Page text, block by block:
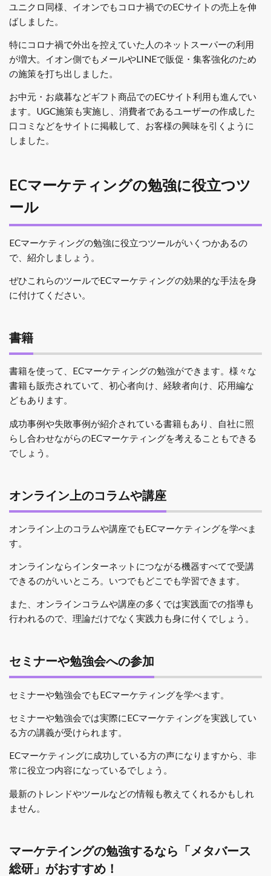
ユニクロ同様、イオンでもコロナ禍でのECサイトの売上を伸
ばしました。
特にコロナ禍で外出を控えていた人のネットスーパーの利用
が増大。イオン側でもメールやLINEで販促・集客強化のため
の施策を打ち出しました。
お中元・お歳暮などギフト商品でのECサイト利用も進んでい
ます。UGC施策も実施し、消費者であるユーザーの作成した
口コミなどをサイトに掲載して、お客様の興味を引くように
しました。
ECマーケティングの勉強に役立つツ
ール
ECマーケティングの勉強に役立つツールがいくつかあるの
で、紹介しましょう。
ぜひこれらのツールでECマーケティングの効果的な手法を身
に付けてください。
書籍
書籍を使って、ECマーケティングの勉強ができます。様々な
書籍も販売されていて、初心者向け、経験者向け、応用編な
どもあります。
成功事例や失敗事例が紹介されている書籍もあり、自社に照
らし合わせながらのECマーケティングを考えることもできる
でしょう。
オンライン上のコラムや講座
オンライン上のコラムや講座でもECマーケティングを学べま
す。
オンラインならインターネットにつながる機器すべてで受講
できるのがいいところ。いつでもどこでも学習できます。
また、オンラインコラムや講座の多くでは実践面での指導も
行われるので、理論だけでなく実践力も身に付くでしょう。
セミナーや勉強会への参加
セミナーや勉強会でもECマーケティングを学べます。
セミナーや勉強会では実際にECマーケティングを実践してい
る方の講義が受けられます。
ECマーケティングに成功している方の声になりますから、非
常に役立つ内容になっているでしょう。
最新のトレンドやツールなどの情報も教えてくれるかもしれ
ません。
マーケテイングの勉強するなら「メタバース
総研」がおすすめ！